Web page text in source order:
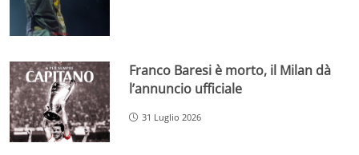
Franco Baresi è morto, il Milan dà
l’annuncio ufficiale
31 Luglio 2026